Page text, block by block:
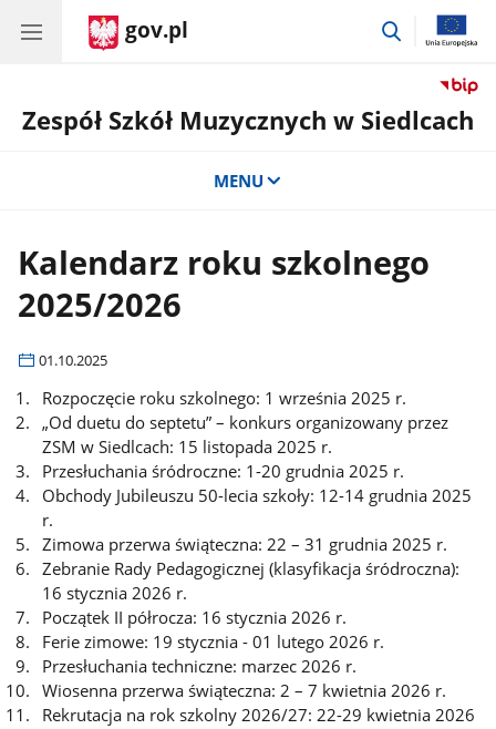
gov.pl
przejdź
Zespół Szkół Muzycznych w Siedlcach
MENU
Kalendarz roku szkolnego
2025/2026
01.10.2025
Rozpoczęcie roku szkolnego: 1 września 2025 r.
„Od duetu do septetu” – konkurs organizowany przez
ZSM w Siedlcach: 15 listopada 2025 r.
Przesłuchania śródroczne: 1-20 grudnia 2025 r.
Obchody Jubileuszu 50-lecia szkoły: 12-14 grudnia 2025
r.
Zimowa przerwa świąteczna: 22 – 31 grudnia 2025 r.
Zebranie Rady Pedagogicznej (klasyfikacja śródroczna):
16 stycznia 2026 r.
Początek II półrocza: 16 stycznia 2026 r.
Ferie zimowe: 19 stycznia - 01 lutego 2026 r.
Przesłuchania techniczne: marzec 2026 r.
Wiosenna przerwa świąteczna: 2 – 7 kwietnia 2026 r.
Rekrutacja na rok szkolny 2026/27: 22-29 kwietnia 2026